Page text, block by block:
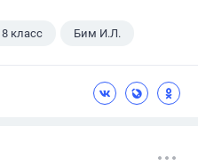
8 класс Бим И.Л.